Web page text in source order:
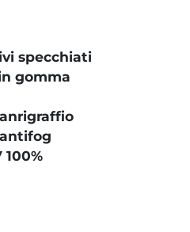
specchiati
gomma